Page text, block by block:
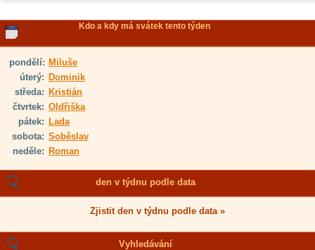
Kdo a kdy má svátek tento týden
pondělí: Miluše
úterý: Dominik
středa: Kristián
čtvrtek: Oldřiška
pátek: Lada
sobota: Soběslav
neděle: Roman
den v týdnu podle data
Zjistit den v týdnu podle data »
Vyhledávání